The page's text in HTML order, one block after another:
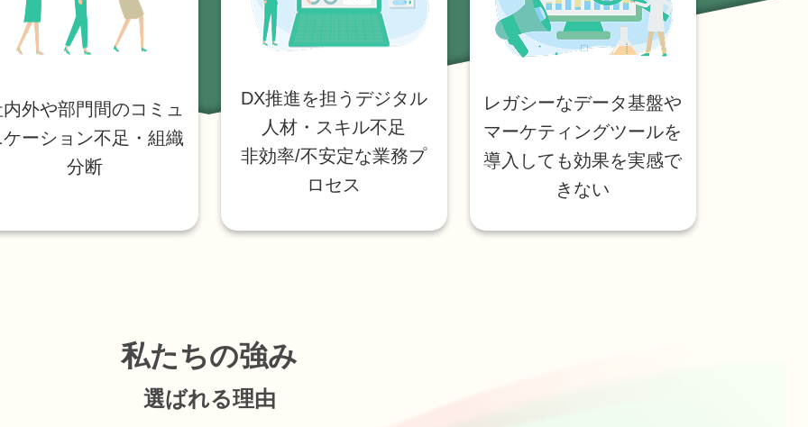
外や部門間のコミュ
ーション不足・組織
分断
DX推進を担うデジタル
人材・スキル不足
非効率/不安定な業務プ
ロセス
レガシーなデータ基盤や
マーケティングツールを
導入しても効果を実感で
きない
私たちの強み
選ばれる理由